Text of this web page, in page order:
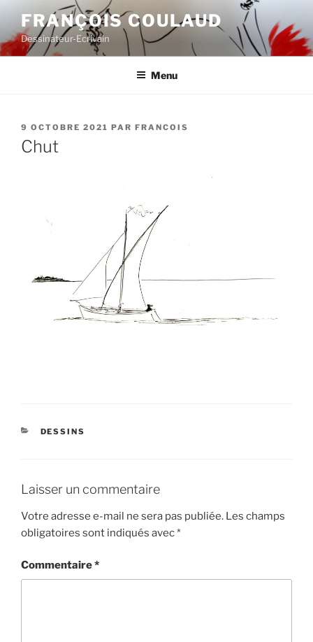
contenu
principal
FRANÇOIS COULAUD
Dessinateur-Ecrivain
Menu
PUBLIÉ
LE
9 OCTOBRE 2021 PAR FRANCOIS
Chut
CATÉGORIES
DESSINS
Laisser un commentaire
Votre adresse e-mail ne sera pas publiée. Les champs
obligatoires sont indiqués avec*
Commentaire*